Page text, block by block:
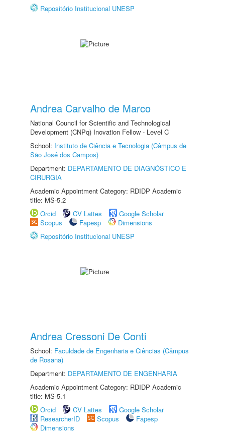
Repositório Institucional UNESP
Andrea Carvalho de Marco
National Council for Scientific and Technological
Development (CNPq) Inovation Fellow - Level C
School: Instituto de Ciência e Tecnologia (Câmpus de
São José dos Campos)
Department: DEPARTAMENTO DE DIAGNÓSTICO E
CIRURGIA
Academic Appointment Category: RDIDP Academic
title: MS-5.2
Orcid
CV Lattes
Google Scholar
Scopus
Fapesp
Dimensions
Repositório Institucional UNESP
Andrea Cressoni De Conti
School: Faculdade de Engenharia e Ciências (Câmpus
de Rosana)
Department: DEPARTAMENTO DE ENGENHARIA
Academic Appointment Category: RDIDP Academic
title: MS-5.1
Orcid
CV Lattes
Google Scholar
ResearcherID
Scopus
Fapesp
Dimensions